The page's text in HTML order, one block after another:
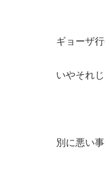
ギョーザ
いやそれ
別に悪い事